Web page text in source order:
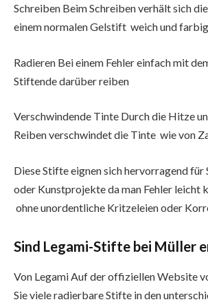
Schreiben Beim Schreiben verhält sich
einem normalen Gelstift weich und farbig
Radieren Bei einem Fehler einfach mit
Stiftende darüber reiben
Verschwindende Tinte Durch die Hitze
Reiben verschwindet die Tinte wie von
Diese Stifte eignen sich hervorragend für
oder Kunstprojekte da man Fehler leicht
ohne unordentliche Kritzeleien oder
Sind Legami-Stifte bei Müller
Von Legami Auf der offiziellen Website
Sie viele radierbare Stifte in den